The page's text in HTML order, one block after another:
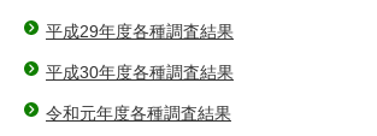
平成29年度各種調査結果
平成30年度各種調査結果
令和元年度各種調査結果